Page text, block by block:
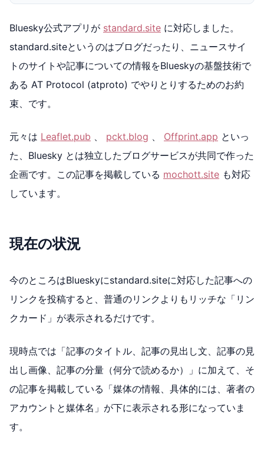
Bluesky公式アプリが standard.site に対応しました。
standard.siteというのはブログだったり、ニュースサイ
トのサイトや記事についての情報をBlueskyの基盤技術で
ある AT Protocol (atproto) でやりとりするためのお約
束、です。
元々は Leaflet.pub 、 pckt.blog 、 Offprint.app といっ
た、Bluesky とは独立したブログサービスが共同で作った
企画です。この記事を掲載している mochott.site も対応
しています。
現在の状況
今のところはBlueskyにstandard.siteに対応した記事への
リンクを投稿すると、普通のリンクよりもリッチな「リン
クカード」が表示されるだけです。
現時点では「記事のタイトル、記事の見出し文、記事の見
出し画像、記事の分量（何分で読めるか）」に加えて、そ
の記事を掲載している「媒体の情報、具体的には、著者の
アカウントと媒体名」が下に表示される形になっていま
す。